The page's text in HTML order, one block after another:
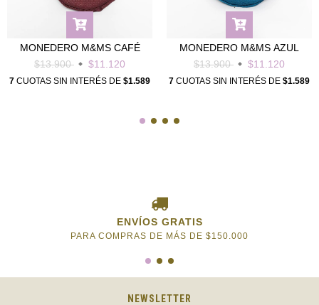
MONEDERO M&MS CAFÉ
$13.900
$11.120
7 CUOTAS SIN INTERÉS DE $1.589
MONEDERO M&MS AZUL
$13.900
$11.120
7 CUOTAS SIN INTERÉS DE $1.589
ENVÍOS GRATIS
PARA COMPRAS DE MÁS DE $150.000
NEWSLETTER